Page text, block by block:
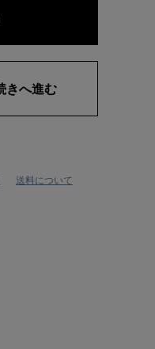
送料について